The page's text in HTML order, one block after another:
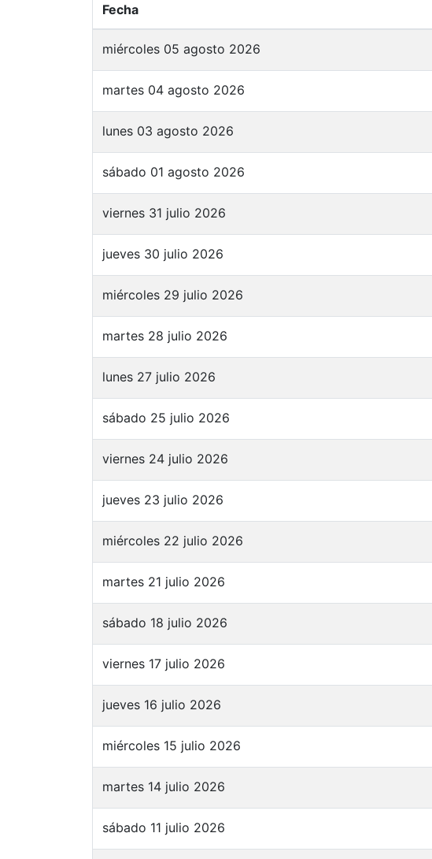
Fecha
miércoles 05 agosto 2026
martes 04 agosto 2026
lunes 03 agosto 2026
sábado 01 agosto 2026
viernes 31 julio 2026
jueves 30 julio 2026
miércoles 29 julio 2026
martes 28 julio 2026
lunes 27 julio 2026
sábado 25 julio 2026
viernes 24 julio 2026
jueves 23 julio 2026
miércoles 22 julio 2026
martes 21 julio 2026
sábado 18 julio 2026
viernes 17 julio 2026
jueves 16 julio 2026
miércoles 15 julio 2026
martes 14 julio 2026
sábado 11 julio 2026